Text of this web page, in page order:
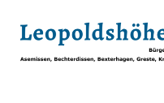
Inhalt
springen